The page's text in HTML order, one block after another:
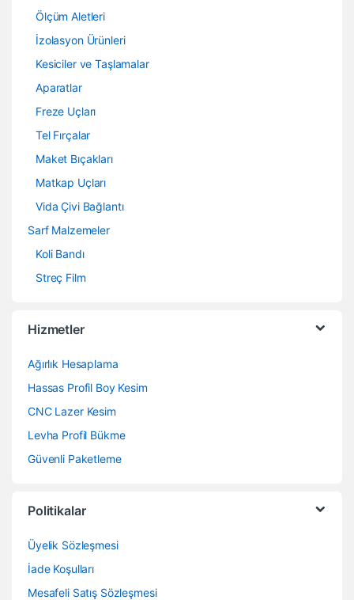
Ölçüm Aletleri
İzolasyon Ürünleri
Kesiciler ve Taşlamalar
Aparatlar
Freze Uçları
Tel Fırçalar
Maket Bıçakları
Matkap Uçları
Vida Çivi Bağlantı
Sarf Malzemeler
Koli Bandı
Streç Film
Hizmetler
Ağırlık Hesaplama
Hassas Profil Boy Kesim
CNC Lazer Kesim
Levha Profil Bükme
Güvenli Paketleme
Politikalar
Üyelik Sözleşmesi
İade Koşulları
Mesafeli Satış Sözleşmesi